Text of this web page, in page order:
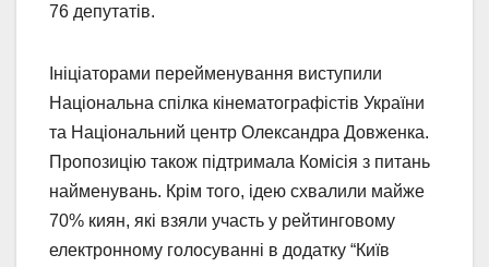
76 депутатів.
Ініціаторами перейменування виступили
Національна спілка кінематографістів України
та Національний центр Олександра Довженка.
Пропозицію також підтримала Комісія з питань
найменувань. Крім того, ідею схвалили майже
70% киян, які взяли участь у рейтинговому
електронному голосуванні в додатку “Київ